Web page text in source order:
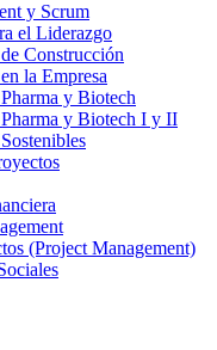
y Scrum
el Liderazgo
Construcción
la Empresa
y Biotech
y Biotech I y II
(Project Management)